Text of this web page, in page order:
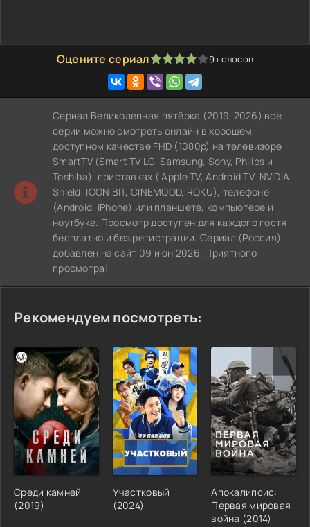
Оцените сериал
1 2 3 4 5 9голосов
Сериал Великолепная пятёрка (2019-2026) все
серии можно смотреть онлайн в хорошем
доступном качестве FHD (1080p) на телевизоре
SmartTV (Smart TV LG, Samsung, Sony, Philips и
Toshiba), приставках ( Apple TV, Android TV, NVIDIA
Shield, ICON BIT, CINEMOOD, ROKU), телефоне
(Android, iPhone) или планшете, компьютере и
ноутбуке. Просмотр доступен для каждого гостя
бесплатно и без регистрации. Сериал (Россия)
добавлен на сайт 09 июн 2026. Приятного
просмотра!
Рекомендуем посмотреть:
Среди камней
(2019)
Участковый
(2024)
Апокалипсис:
Первая мировая
война (2014)